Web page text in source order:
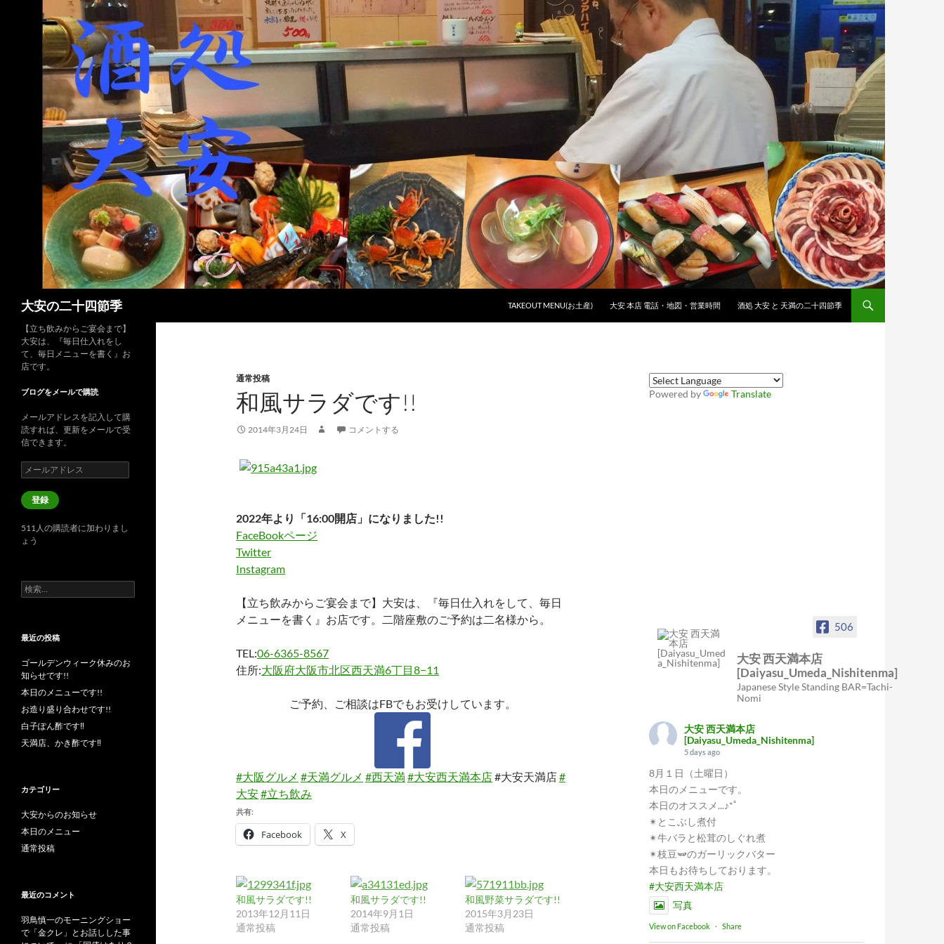
大安の二十四節季
TAKEOUT MENU(お土産)
大安 本店 電話・地図・営業時間 酒処 大安 と 天満の二十四節季
通常投稿
和風サラダです!!
2014年3月24日 コメントする
2022年より「16:00開店」になりました!!
FaceBookページ
Twitter
Instagram
【立ち飲みからご宴会まで】大安は、『毎日仕入れをして、毎日
メニューを書く』お店です。二階座敷のご予約は二名様から。
TEL:06-6365-8567
住所:大阪府大阪市北区西天満6丁目8−11
ご予約、ご相談はFBでもお受けしています。
#大阪グルメ #天満グルメ #西天満#大安西天満本店#大安天満店#
大安#立ち飲み
共有:
Facebook X
和風サラダです!!
2013年12月11日
通常投稿
和風サラダです!!
2014年9月1日
通常投稿
和風野菜サラダです!!
2015年3月23日
通常投稿
Powered by Translate
506
大安 西天満本店
[Daiyasu_Umeda_Nishitenma]
Japanese Style Standing BAR=Tachi-
Nomi
大安 西天満本店
[Daiyasu_Umeda_Nishitenma]
5 days ago
8月１日（土曜日）
本日のメニューです。
本日のオススメ...♪*ﾟ
✴︎とこぶし煮付
✴︎牛バラと松茸のしぐれ煮
✴︎枝豆🫛のガーリックバター
本日もお待ちしております。
#大安西天満本店
写真
View on Facebook · Share
【立ち飲みからご宴会まで】
大安は、『毎日仕入れをし
て、毎日メニューを書く』お
店です。
ブログをメールで購読
メールアドレスを記入して購
読すれば、更新をメールで受
信できます。
メ
ー
ル
ア
レ
ス
登録
511人の購読者に加わりまし
ょう
検
索:
最近の投稿
ゴールデンウィーク休みのお
知らせです!!
本日のメニューです!!
お造り盛り合わせです!!
白子ぽん酢です‼︎
天満店、かき酢です‼︎
カテゴリー
大安からのお知らせ
本日のメニュー
通常投稿
最近のコメント
羽鳥慎一のモーニングショー
で「金クレ」とお話しした事